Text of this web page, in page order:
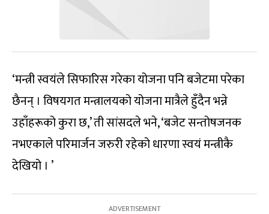
‘मन्त्री स्वयंले सिफारिस गरेका योजना पनि बजेटमा परेका
छैनन् । विषयगत मन्त्रालयको योजना मात्रैले हुँदैन भन्ने
उहाँहरूको कुरा छ,’ ती सांसदले भने, ‘बजेट सन्तोषजनक
नभएकाले परिमार्जन जरुरी रहेको धारणा स्वयं मन्त्रीकै
देखियो । ’